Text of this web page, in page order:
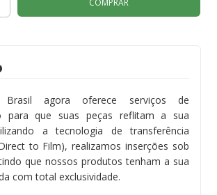
Brasil agora oferece serviços de
para que suas peças reflitam a sua
a tecnologia de transferência
to Film), realizamos inserções sob
que nossos produtos tenham a sua
com total exclusividade.